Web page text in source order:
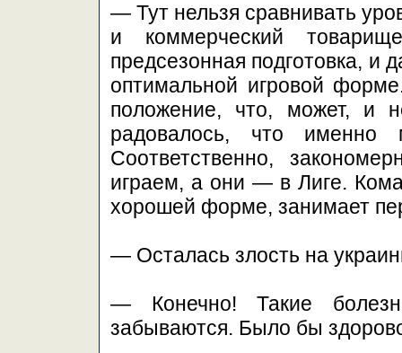
— Тут нельзя сравнивать
и коммерческий
предсезонная подготовка, и
оптимальной игровой
положение, что, может, и
радовалось, что
Соответственно,
играем, а они — в Лиге.
хорошей форме, занимает
— Осталась злость на
— Конечно! Такие
забываются. Было бы